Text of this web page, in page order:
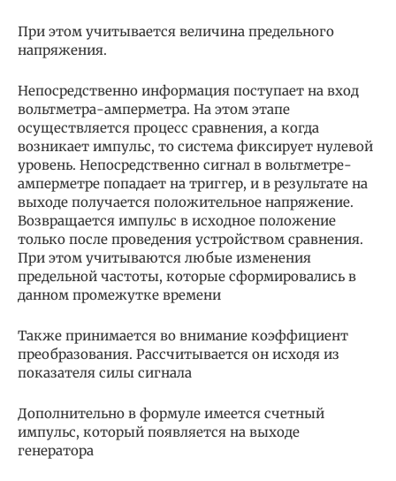
При этом учитывается величина предельного
напряжения.
Непосредственно информация поступает на вход
вольтметра-амперметра. На этом этапе
осуществляется процесс сравнения, а когда
возникает импульс, то система фиксирует нулевой
уровень. Непосредственно сигнал в вольтметре-
амперметре попадает на триггер, и в результате на
выходе получается положительное напряжение.
Возвращается импульс в исходное положение
только после проведения устройством сравнения.
При этом учитываются любые изменения
предельной частоты, которые сформировались в
данном промежутке времени
Также принимается во внимание коэффициент
преобразования. Рассчитывается он исходя из
показателя силы сигнала
Дополнительно в формуле имеется счетный
импульс, который появляется на выходе
генератора